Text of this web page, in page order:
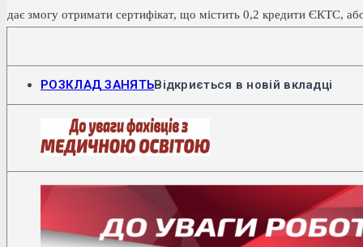
дає змогу отримати сертифікат, що містить 0,2 кредити ЄКТС,
РОЗКЛАД ЗАНЯТЬВідкриється в новій вкладці